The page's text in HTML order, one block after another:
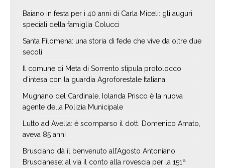
Baiano in festa per i 40 anni di Carla Miceli: gli auguri
speciali della famiglia Colucci
Santa Filomena: una storia di fede che vive da oltre due
secoli
Il comune di Meta di Sorrento stipula protolocco
d’intesa con la guardia Agroforestale Italiana
Mugnano del Cardinale, Iolanda Prisco è la nuova
agente della Polizia Municipale
Lutto ad Avella: è scomparso il dott. Domenico Amato,
aveva 85 anni
Brusciano dà il benvenuto all’Agosto Antoniano
Bruscianese: al via il conto alla rovescia per la 151ª